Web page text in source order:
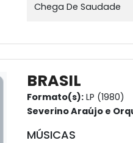
Chega De Saudade
BRASIL
Formato(s): LP (1980)
Severino Araújo e
MÚSICAS